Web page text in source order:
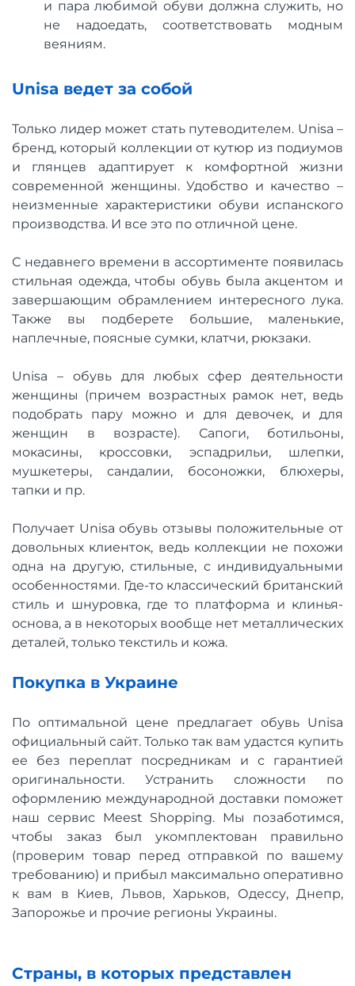
и пара любимой обуви должна служить, но
не надоедать, соответствовать модным
веяниям.
Unisa ведет за собой
Только лидер может стать путеводителем. Unisa –
бренд, который коллекции от кутюр из подиумов
и глянцев адаптирует к комфортной жизни
современной женщины. Удобство и качество –
неизменные характеристики обуви испанского
производства. И все это по отличной цене.
С недавнего времени в ассортименте появилась
стильная одежда, чтобы обувь была акцентом и
завершающим обрамлением интересного лука.
Также вы подберете большие, маленькие,
наплечные, поясные сумки, клатчи, рюкзаки.
Unisa – обувь для любых сфер деятельности
женщины (причем возрастных рамок нет, ведь
подобрать пару можно и для девочек, и для
женщин в возрасте). Сапоги, ботильоны,
мокасины, кроссовки, эспадрильи, шлепки,
мушкетеры, сандалии, босоножки, блюхеры,
тапки и пр.
Получает Unisa обувь отзывы положительные от
довольных клиенток, ведь коллекции не похожи
одна на другую, стильные, с индивидуальными
особенностями. Где-то классический британский
стиль и шнуровка, где то платформа и клинья-
основа, а в некоторых вообще нет металлических
деталей, только текстиль и кожа.
Покупка в Украине
По оптимальной цене предлагает обувь Unisa
официальный сайт. Только так вам удастся купить
ее без переплат посредникам и с гарантией
оригинальности. Устранить сложности по
оформлению международной доставки поможет
наш сервис Meest Shopping. Мы позаботимся,
чтобы заказ был укомплектован правильно
(проверим товар перед отправкой по вашему
требованию) и прибыл максимально оперативно
к вам в Киев, Львов, Харьков, Одессу, Днепр,
Запорожье и прочие регионы Украины.
Страны, в которых представлен